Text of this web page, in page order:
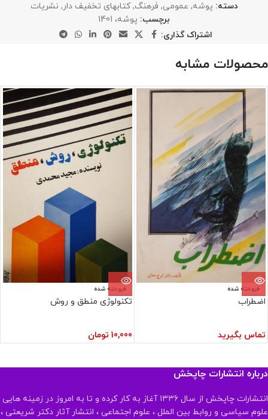
دسته: پوشه, عمومی, فرهنگ, کتابهای تخفیف دار, نشریات
برچسب: پوشه، 1401
اشتراک گذاری:
محصولات مشابه
فروخته شده
اضطراب
تماس بگیرید
فروخته شده
تکنولوژی منطق و روش
10,000 تومان
درباره انتشارات چاپخش
انتشارات چاپخش از سال ۱۳۳۶ آغاز به کار کرده و تا به امروز در زمینه هایی
علوم سیاسی و روابط بین الملل ، علوم اجتماعی ، انتشار آثار دکتر شریعتی ،